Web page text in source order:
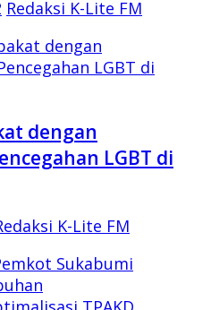
Redaksi K-Lite FM
dengan
LGBT di
K-Lite FM